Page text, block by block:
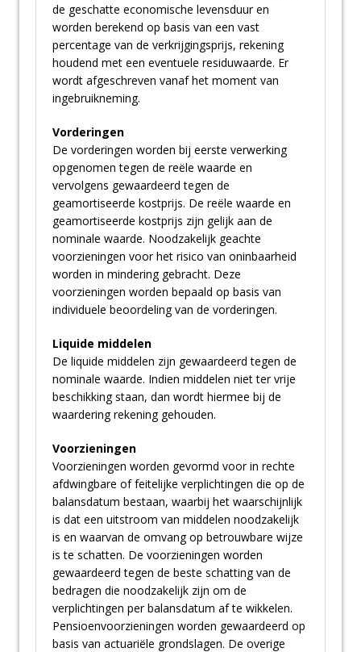
de geschatte economische levensduur en
worden berekend op basis van een vast
percentage van de verkrijgingsprijs, rekening
houdend met een eventuele residuwaarde. Er
wordt afgeschreven vanaf het moment van
ingebruikneming.
Vorderingen
De vorderingen worden bij eerste verwerking
opgenomen tegen de reële waarde en
vervolgens gewaardeerd tegen de
geamortiseerde kostprijs. De reële waarde en
geamortiseerde kostprijs zijn gelijk aan de
nominale waarde. Noodzakelijk geachte
voorzieningen voor het risico van oninbaarheid
worden in mindering gebracht. Deze
voorzieningen worden bepaald op basis van
individuele beoordeling van de vorderingen.
Liquide middelen
De liquide middelen zijn gewaardeerd tegen de
nominale waarde. Indien middelen niet ter vrije
beschikking staan, dan wordt hiermee bij de
waardering rekening gehouden.
Voorzieningen
Voorzieningen worden gevormd voor in rechte
afdwingbare of feitelijke verplichtingen die op de
balansdatum bestaan, waarbij het waarschijnlijk
is dat een uitstroom van middelen noodzakelijk
is en waarvan de omvang op betrouwbare wijze
is te schatten. De voorzieningen worden
gewaardeerd tegen de beste schatting van de
bedragen die noodzakelijk zijn om de
verplichtingen per balansdatum af te wikkelen.
Pensioenvoorzieningen worden gewaardeerd op
basis van actuariële grondslagen. De overige